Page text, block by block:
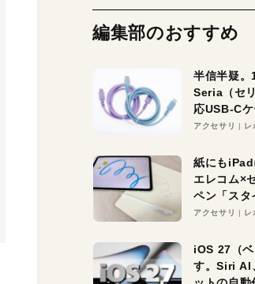
編集部のおすすめ
半信半疑。
Seria（セ
応USB-C
を検証。超
アクセサリ レ
紙にも
エレコム×
ペン「スタ
ェイ」レビ
アクセサリ レ
iOS 27（
す。Siri AI